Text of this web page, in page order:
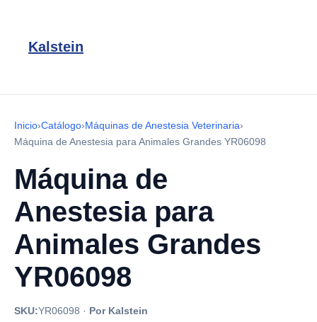
Kalstein
Inicio›Catálogo›Máquinas de Anestesia Veterinaria›
Máquina de Anestesia para Animales Grandes YR06098
Máquina de
Anestesia para
Animales Grandes
YR06098
SKU:YR06098 · Por Kalstein